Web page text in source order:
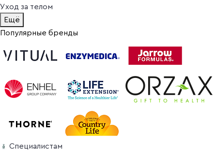
Уход за телом
Ещё
Популярные бренды
Специалистам